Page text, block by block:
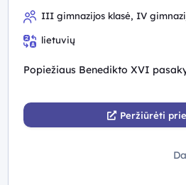
III gimnazijos klasė, IV
lietuvių
Popiežiaus Benedikto XVI
Peržiūrėti